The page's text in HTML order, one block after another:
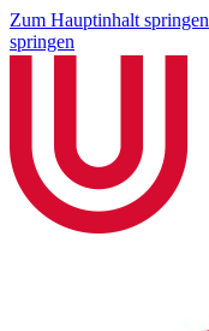
Zum Hauptinhalt springen
springen